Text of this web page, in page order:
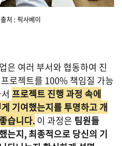
처 : 픽사베이
은 여러 부서와 협동하여 진
로젝트를 100% 책임질 가능
프로젝트 진행 과정 속에
기여했는지를 투명하고 개
습니다.이 과정은 팀원들
는지, 최종적으로 당신의 기